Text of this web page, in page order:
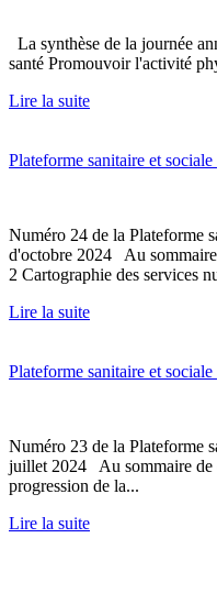
La synthèse de la journée
santé Promouvoir l'activité
Lire la suite
Plateforme sanitaire et
Numéro 24 de la Plateforme
d'octobre 2024 Au
2 Cartographie des services
Lire la suite
Plateforme sanitaire et
Numéro 23 de la Plateforme
juillet 2024 Au sommaire
progression de la...
Lire la suite